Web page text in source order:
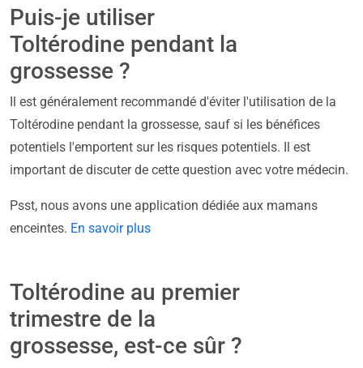
Puis-je utiliser
Toltérodine pendant la
grossesse ?
Il est généralement recommandé d'éviter l'utilisation de la
Toltérodine pendant la grossesse, sauf si les bénéfices
potentiels l'emportent sur les risques potentiels. Il est
important de discuter de cette question avec votre médecin.
Psst, nous avons une application dédiée aux mamans
enceintes. En savoir plus
Toltérodine au premier
trimestre de la
grossesse, est-ce sûr ?